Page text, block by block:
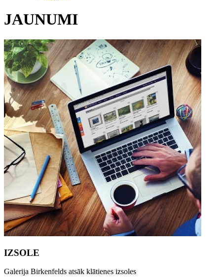
JAUNUMI
IZSOLE
Galerija Birkenfelds atsāk klātienes izsoles